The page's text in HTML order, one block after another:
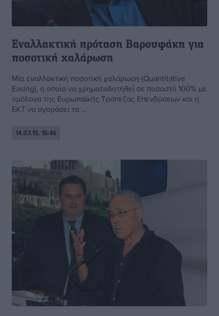
Εναλλακτική πρόταση Βαρουφάκη για
ποσοτική χαλάρωση
Μία εναλλακτική ποσοτική χαλάρωση (Quantitative
Easing), η οποία να χρηματοδοτηθεί σε ποσοστό 100% με
ομόλογα της Ευρωπαϊκής Τράπεζας Επενδύσεων και η
ΕΚΤ να αγοράσει τα ...
14.03.15, 16:46